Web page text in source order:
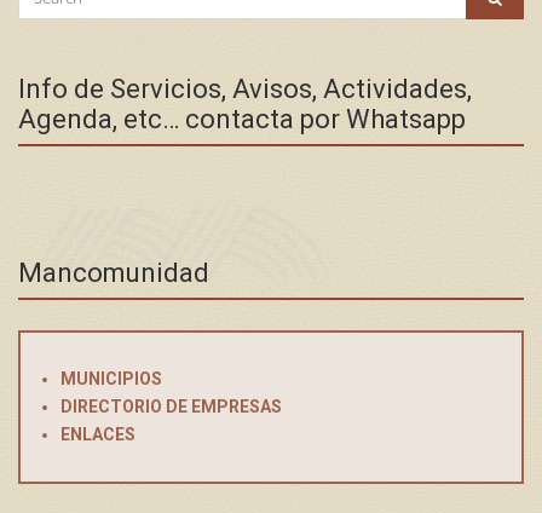
for:
Info de Servicios, Avisos, Actividades,
Agenda, etc… contacta por Whatsapp
Mancomunidad
MUNICIPIOS
DIRECTORIO DE EMPRESAS
ENLACES